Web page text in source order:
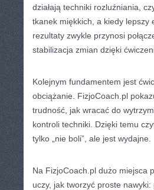
działają techniki rozluźniania,
tkanek miękkich, a kiedy lepszy
rezultaty zwykle przynosi
stabilizacja zmian dzięki
Kolejnym fundamentem jest
obciążanie. FizjoCoach.pl
trudność, jak wracać do
kontroli techniki. Dzięki temu
tylko „nie boli”, ale jest wydajne.
Na FizjoCoach.pl dużo miejsca
uczy, jak tworzyć proste